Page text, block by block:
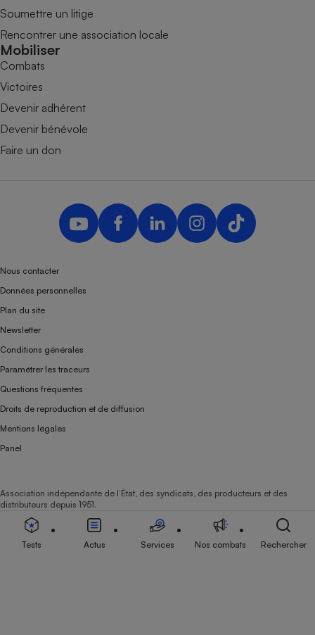
Soumettre un litige
Rencontrer une association locale
Mobiliser
Combats
Victoires
Devenir adhérent
Devenir bénévole
Faire un don
Nous contacter
Données personnelles
Plan du site
Newsletter
Conditions générales
Paramétrer les traceurs
Questions fréquentes
Droits de reproduction et de diffusion
Mentions légales
Panel
Association indépendante de l’État, des syndicats, des producteurs et des
distributeurs depuis 1951.
Tests Actus Services Nos combats Rechercher